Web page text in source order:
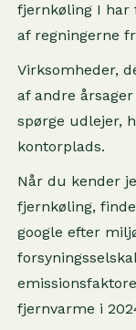
fjernkøling I har
af regningerne
Virksomheder,
af andre
spørge udlejer,
kontorplads.
Når du kender
fjernkøling,
google efter
fjernvarme i